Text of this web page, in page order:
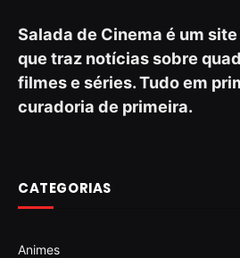
Salada de Cinema é um
que traz notícias sobre
filmes e séries. Tudo em
curadoria de primeira.
CATEGORIAS
Animes